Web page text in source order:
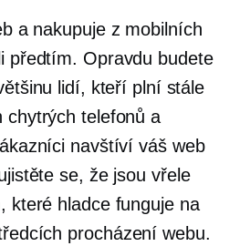
a nakupuje z mobilních
předtím. Opravdu budete
lidí, kteří plní stále
chytrých telefonů a
navštíví váš web
se, že jsou vřele
které hladce funguje na
procházení webu.